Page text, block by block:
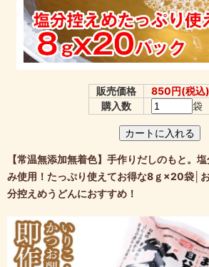
販売価格
850円(税込)
購入数
袋
【常温無添加無着色】手作りだしのもと。
み使用！たっぷり使えてお得な8ｇ×20袋│
分控えめうどんにおすすめ！